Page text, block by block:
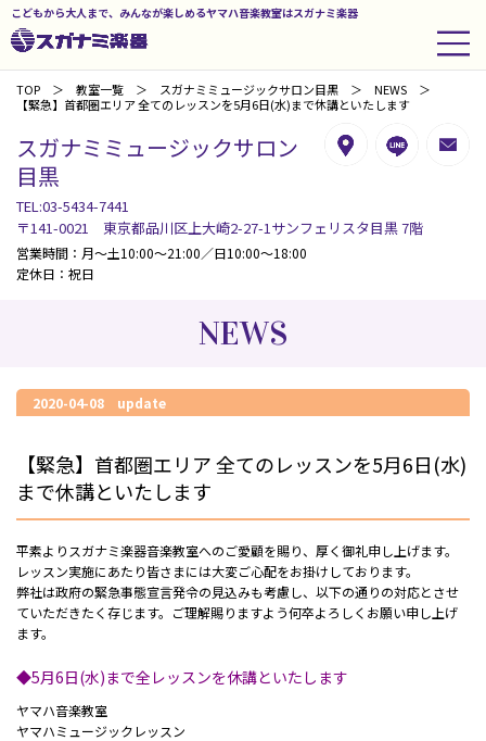
こどもから大人まで、みんなが楽しめるヤマハ音楽教室はスガナミ楽器
TOP 教室一覧 スガナミミュージックサロン目黒
NEWS
【緊急】首都圏エリア 全てのレッスンを5月6日(水)まで休講といたします
スガナミミュージックサロン
目黒
TEL:03-5434-7441
〒141-0021 東京都品川区上大崎2-27-1サンフェリスタ目黒 7階
営業時間：月～土10:00～21:00／日10:00～18:00
定休日：祝日
NEWS
2020-04-08 update
【緊急】首都圏エリア 全てのレッスンを5月6日(水)
まで休講といたします
平素よりスガナミ楽器音楽教室へのご愛顧を賜り、厚く御礼申し上げます。
レッスン実施にあたり皆さまには大変ご心配をお掛けしております。
弊社は政府の緊急事態宣言発令の見込みも考慮し、以下の通りの対応とさせ
ていただきたく存じます。ご理解賜りますよう何卒よろしくお願い申し上げ
ます。
◆5月6日(水)まで全レッスンを休講といたします
ヤマハ音楽教室
ヤマハミュージックレッスン